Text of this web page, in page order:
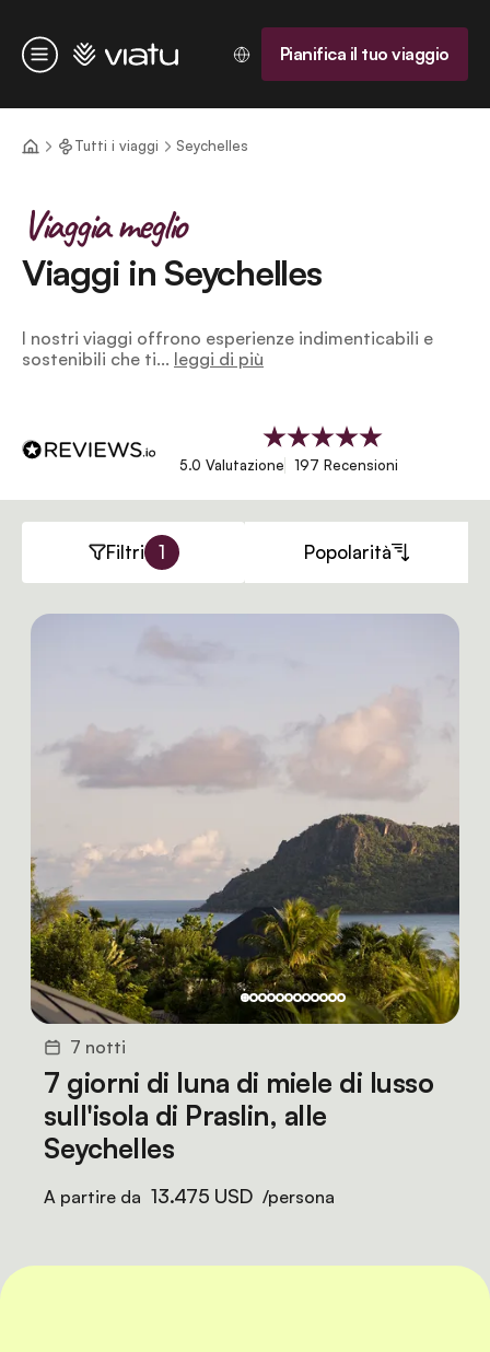
Menu
Homepage Pianifica il tuo viaggio
Tutti i viaggi Seychelles
Viaggi in Seychelles
Viaggia meglio
I nostri viaggi offrono esperienze indimenticabili e
sostenibili che ti... leggi di più
5.0 Valutazione 197 Recensioni
Filtri 1 Popolarità
7 notti
7 giorni di luna di miele di lusso
sull'isola di Praslin, alle
Seychelles
A partire da 13.475 USD /persona